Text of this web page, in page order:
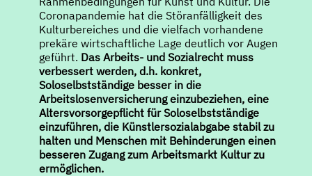
Coronapandemie hat die Störanfälligkeit des
Kulturbereiches und die vielfach vorhandene
prekäre wirtschaftliche Lage deutlich vor Augen
geführt. Das Arbeits- und Sozialrecht muss
verbessert werden, d.h. konkret,
Soloselbstständige besser in die
Arbeitslosenversicherung einzubeziehen, eine
Altersvorsorgepflicht für Soloselbstständige
einzuführen, die Künstlersozialabgabe stabil zu
halten und Menschen mit Behinderungen einen
besseren Zugang zum Arbeitsmarkt Kultur zu
ermöglichen.